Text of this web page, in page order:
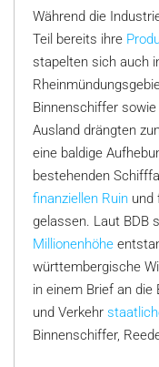
Während die
Teil bereits ihre
stapelten sich auch
Binnenschiffer
Ausland drängten
eine baldige
bestehenden
finanziellen Ruin und
gelassen. Laut BDB
Millionenhöhe
württembergische
in einem Brief an
und Verkehr
Binnenschiffer,